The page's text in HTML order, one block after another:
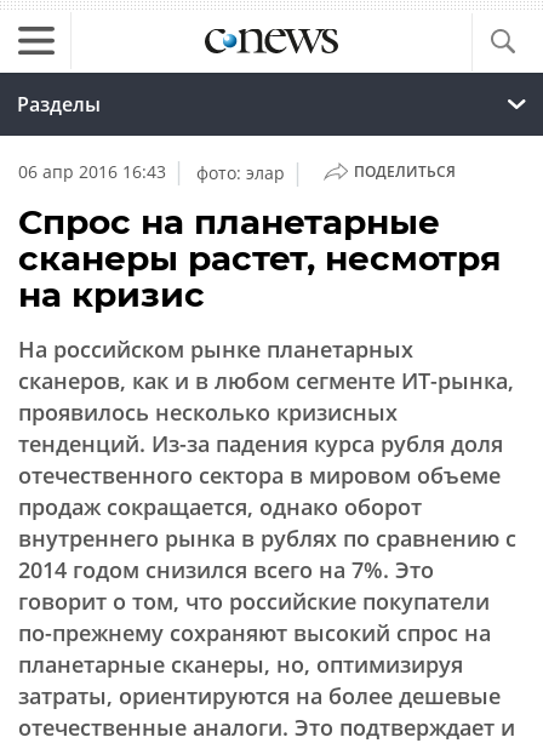
Разделы
06 апр 2016 16:43 | фото: элар | ПОДЕЛИТЬСЯ
Спрос на планетарные
сканеры растет, несмотря
на кризис
На российском рынке планетарных
сканеров, как и в любом сегменте ИТ-рынка,
проявилось несколько кризисных
тенденций. Из-за падения курса рубля доля
отечественного сектора в мировом объеме
продаж сокращается, однако оборот
внутреннего рынка в рублях по сравнению с
2014 годом снизился всего на 7%. Это
говорит о том, что российские покупатели
по-прежнему сохраняют высокий спрос на
планетарные сканеры, но, оптимизируя
затраты, ориентируются на более дешевые
отечественные аналоги. Это подтверждает и